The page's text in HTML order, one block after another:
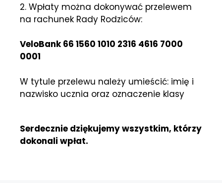
2. Wpłaty można dokonywać przelewem
na rachunek Rady Rodziców:
VeloBank 66 1560 1010 2316 4616 7000
0001
W tytule przelewu należy umieścić: imię i
nazwisko ucznia oraz oznaczenie klasy
Serdecznie dziękujemy wszystkim, którzy
dokonali wpłat.